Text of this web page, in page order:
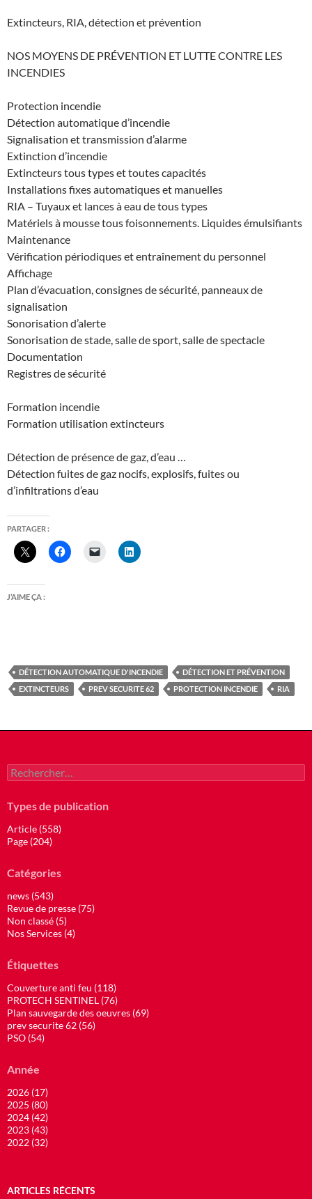
Extincteurs, RIA, détection et prévention
NOS MOYENS DE PRÉVENTION ET LUTTE CONTRE LES
INCENDIES
Protection incendie
Détection automatique d’incendie
Signalisation et transmission d’alarme
Extinction d’incendie
Extincteurs tous types et toutes capacités
Installations fixes automatiques et manuelles
RIA – Tuyaux et lances à eau de tous types
Matériels à mousse tous foisonnements. Liquides émulsifiants
Maintenance
Vérification périodiques et entraînement du personnel
Affichage
Plan d’évacuation, consignes de sécurité, panneaux de
signalisation
Sonorisation d’alerte
Sonorisation de stade, salle de sport, salle de spectacle
Documentation
Registres de sécurité
Formation incendie
Formation utilisation extincteurs
Détection de présence de gaz, d’eau …
Détection fuites de gaz nocifs, explosifs, fuites ou
d’infiltrations d’eau
PARTAGER :
J’AIME ÇA :
DÉTECTION AUTOMATIQUE D'INCENDIE
DÉTECTION ET PRÉVENTION
EXTINCTEURS
PREV SECURITE 62 PROTECTION INCENDIE RIA
Rechercher :
Types de publication
Article (558)
Page (204)
Catégories
news (543)
Revue de presse (75)
Non classé (5)
Nos Services (4)
Étiquettes
Couverture anti feu (118)
PROTECH SENTINEL (76)
Plan sauvegarde des oeuvres (69)
prev securite 62 (56)
PSO (54)
Année
2026 (17)
2025 (80)
2024 (42)
2023 (43)
2022 (32)
ARTICLES RÉCENTS